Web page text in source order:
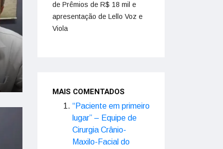
de Prêmios de R$ 18 mil e
apresentação de Lello Voz e
Viola
MAIS COMENTADOS
“Paciente em primeiro
lugar” – Equipe de
Cirurgia Crânio-
Maxilo-Facial do